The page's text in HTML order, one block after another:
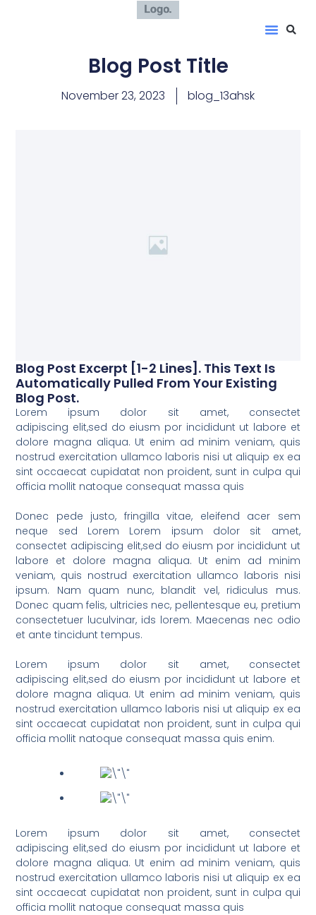
Blog Post Title
November 23, 2023 blog_13ahsk
Blog Post Excerpt [1-2 Lines]. This Text Is
Automatically Pulled From Your Existing
Blog Post.
Lorem ipsum dolor sit amet, consectet
adipiscing elit,sed do eiusm por incididunt ut labore et
dolore magna aliqua. Ut enim ad minim veniam, quis
nostrud exercitation ullamco laboris nisi ut aliquip ex ea
sint occaecat cupidatat non proident, sunt in culpa qui
officia mollit natoque consequat massa quis
Donec pede justo, fringilla vitae, eleifend acer sem
neque sed Lorem Lorem ipsum dolor sit amet,
consectet adipiscing elit,sed do eiusm por incididunt ut
labore et dolore magna aliqua. Ut enim ad minim
veniam, quis nostrud exercitation ullamco laboris nisi
ipsum. Nam quam nunc, blandit vel, ridiculus mus.
Donec quam felis, ultricies nec, pellentesque eu, pretium
consectetuer luculvinar, ids lorem. Maecenas nec odio
et ante tincidunt tempus.
Lorem ipsum dolor sit amet, consectet
adipiscing elit,sed do eiusm por incididunt ut labore et
dolore magna aliqua. Ut enim ad minim veniam, quis
nostrud exercitation ullamco laboris nisi ut aliquip ex ea
sint occaecat cupidatat non proident, sunt in culpa qui
officia mollit natoque consequat massa quis enim.
Lorem ipsum dolor sit amet, consectet
adipiscing elit,sed do eiusm por incididunt ut labore et
dolore magna aliqua. Ut enim ad minim veniam, quis
nostrud exercitation ullamco laboris nisi ut aliquip ex ea
sint occaecat cupidatat non proident, sunt in culpa qui
officia mollit natoque consequat massa quis